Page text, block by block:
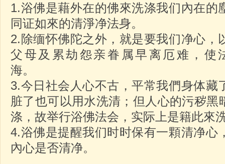
1.浴佛是藉外在的佛來洗涤我们內在的
同证如來的清淨净法身。
2.除缅怀佛陀之外，就是要我们净心，
父母及累劫怨亲眷属早离厄难，使
海。
3.今日社会人心不古，平常我們身体藏
脏了也可以用水洗清；但人心的污秽黑
涤，故举行浴佛法会，实际上是籍此來
4.浴佛是提醒我们时时保有一顆清净心
內心是否清净。